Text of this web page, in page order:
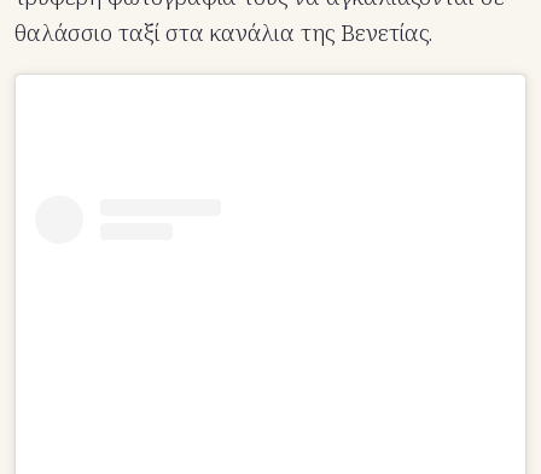
θαλάσσιο ταξί στα κανάλια της Βενετίας.